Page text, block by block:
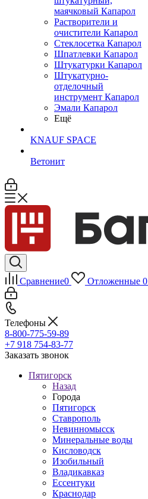
маячковый Капарол
Растворители и
очистители Капарол
Cтеклосетка Капарол
Шпатлевки Капарол
Штукатурки Капарол
Штукатурно-
отделочный
инструмент Капарол
Эмали Капарол
Ещё
KNAUF SPACE
Ветонит
Сравнение0 Отложенные 0
Телефоны
8-800-775-59-89
+7 918 754-83-77
Заказать звонок
Пятигорск
Назад
Города
Пятигорск
Ставрополь
Невинномысск
Минеральные воды
Кисловодск
Изобильный
Владикавказ
Ессентуки
Краснодар